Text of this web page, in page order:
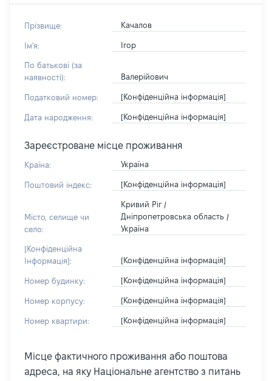
Прізвище: Качалов
Ім'я: Ігор
По батькові (за
наявності):
Валерійович
Податковий номер: [Конфіденційна інформація]
Дата народження: [Конфіденційна інформація]
Зареєстроване місце проживання
Країна: Україна
Поштовий індекс: [Конфіденційна інформація]
Місто, селище чи
село:
Кривий Ріг /
Дніпропетровська область /
Україна
[Конфіденційна
Інформація]:
[Конфіденційна інформація]
Номер будинку: [Конфіденційна інформація]
Номер корпусу: [Конфіденційна інформація]
Номер квартири: [Конфіденційна інформація]
Місце фактичного проживання або поштова
адреса, на яку Національне агентство з питань